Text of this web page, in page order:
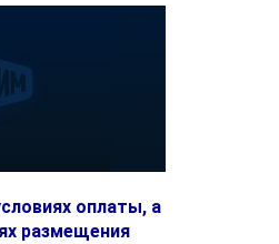
оплаты, а
размещения